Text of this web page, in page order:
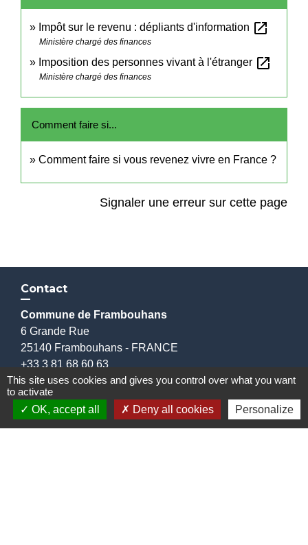
Impôt sur le revenu : dépliants d'information open_in_new
Ministère chargé des finances
Imposition des personnes vivant à l'étranger open_in_new
Ministère chargé des finances
Comment faire si...
Comment faire si vous revenez vivre en France ?
Signaler une erreur sur cette page
Contact
Commune de Frambouhans
6 Grande Rue
25140 Frambouhans - FRANCE
+33 3 81 68 60 63
Contact par formulaire
This site uses cookies and gives you control over what you want
to activate
OK, accept all
Deny all cookies Personalize